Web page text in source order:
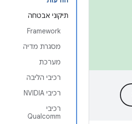
תיקוני אבטחה
Framework
מסגרת מדיה
מערכת
רכיבי הליבה
רכיבי NVIDIA
רכיבי
Qualcomm